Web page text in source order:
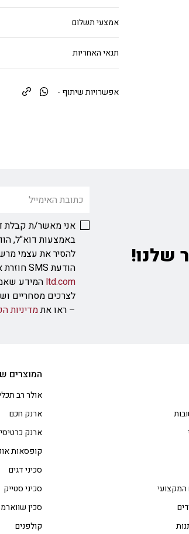
אמצעי תשלום
תנאי האחריות
אפשרויות שיתוף -
שלנו!
אני מאשר/ת קבלת
להסיר את עצמי
הודעת SMS חוזרת או פנייה לשירות הלקוחות בכתובת
ltd.com המידע
לצרכים מסחריים
– ראו אתמדיניות
המקצועי
המוצרים
אולר רב
ארנק חכם
ארנק
קופסאות
סכיני דגים
סכיני סטייק
סכין
קולפנים